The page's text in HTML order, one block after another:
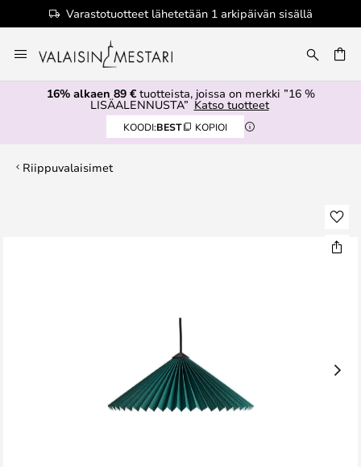
Varastotuotteet lähetetään 1 arkipäivän sisällä
to
Content
16% alkaen 89 €tuotteista, joissa on merkki ”16 %
LISÄALENNUSTA” Katso tuotteet
KOODI:BEST KOPIOI
Riippuvalaisimet